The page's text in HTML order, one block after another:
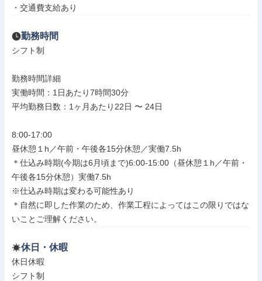
・交通費支給あり
勤務時間
シフト制
勤務時間詳細
実働時間：1日あたり7時間30分
平均勤務日数：1ヶ月あたり22日 〜 24日
8:00-17:00
昼休憩１h／午前・午後各15分休憩／実働7.5h
＊仕込み時期(今期は6月頃まで)6:00-15:00（昼休憩１h／午前・
午後各15分休憩）実働7.5h
※仕込み時期は変わる可能性あり
＊自然に即した作業のため、作業工程によってはこの限りではな
いことご理解ください。
休日・休暇
休日休暇
シフト制